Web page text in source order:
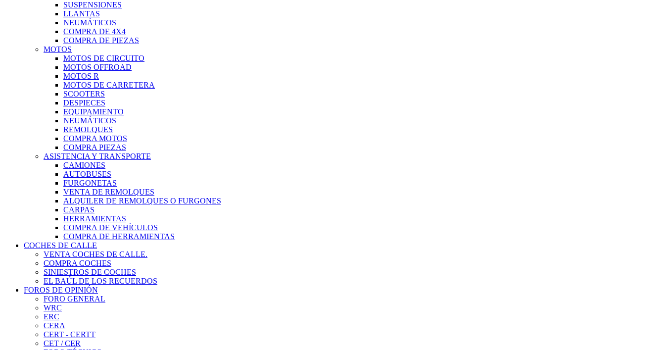
SUSPENSIONES
LLANTAS
NEUMÁTICOS
COMPRA DE 4X4
COMPRA DE PIEZAS
MOTOS
MOTOS DE CIRCUITO
MOTOS OFFROAD
MOTOS R
MOTOS DE CARRETERA
SCOOTERS
DESPIECES
EQUIPAMIENTO
NEUMÁTICOS
REMOLQUES
COMPRA MOTOS
COMPRA PIEZAS
ASISTENCIA Y TRANSPORTE
CAMIONES
AUTOBUSES
FURGONETAS
VENTA DE REMOLQUES
ALQUILER DE REMOLQUES O FURGONES
CARPAS
HERRAMIENTAS
COMPRA DE VEHÍCULOS
COMPRA DE HERRAMIENTAS
COCHES DE CALLE
VENTA COCHES DE CALLE.
COMPRA COCHES
SINIESTROS DE COCHES
EL BAÚL DE LOS RECUERDOS
FOROS DE OPINIÓN
FORO GENERAL
WRC
ERC
CERA
CERT - CERTT
CET / CER